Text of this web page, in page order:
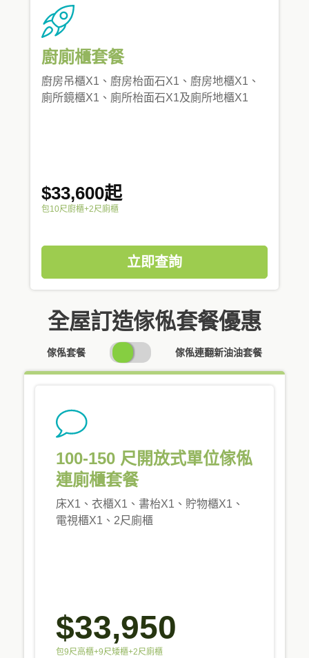
廚廁櫃套餐
廚房吊櫃X1、廚房枱面石X1、廚房地櫃X1、
廁所鏡櫃X1、廁所枱面石X1及廁所地櫃X1
$33,600起
包10尺廚櫃+2尺廁櫃
立即查詢
全屋訂造傢俬套餐優惠
傢俬套餐
SWITCH
PRICING
傢俬連翻新油油套餐
100-150 尺開放式單位傢俬
連廁櫃套餐
床X1、衣櫃X1、書枱X1、貯物櫃X1、
電視櫃X1、2尺廁櫃
$33,950
包9尺高櫃+9尺矮櫃+2尺廁櫃